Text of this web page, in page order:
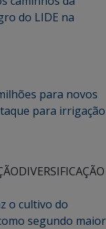
do LIDE na
para novos
para irrigação
DIVERSIFICAÇÃO
o cultivo do
segundo maior